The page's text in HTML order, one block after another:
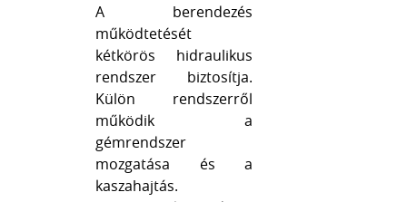
A berendezés
működtetését
kétkörös hidraulikus
rendszer biztosítja.
Külön rendszerről
működik a
gémrendszer
mozgatása és a
kaszahajtás.